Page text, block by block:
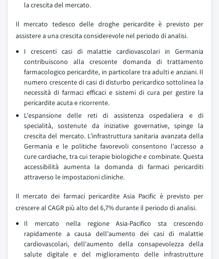
la crescita del mercato.
Il mercato tedesco delle droghe pericardite è previsto per
assistere a una crescita considerevole nel periodo di analisi.
I crescenti casi di malattie cardiovascolari in Germania
contribuiscono alla crescente domanda di trattamento
farmacologico pericardite, in particolare tra adulti e anziani. Il
numero crescente di casi di disturbo pericardico sottolinea la
necessità di farmaci efficaci e sistemi di cura per gestire la
pericardite acuta e ricorrente.
L'espansione delle reti di assistenza ospedaliera e di
specialità, sostenute da iniziative governative, spinge la
crescita del mercato. L'infrastruttura sanitaria avanzata della
Germania e le politiche favorevoli consentono l'accesso a
cure cardiache, tra cui terapie biologiche e combinate. Questa
accessibilità aumenta la domanda di farmaci pericarditi
attraverso le impostazioni cliniche.
Il mercato dei farmaci pericardite Asia Pacific è previsto per
crescere al CAGR più alto del 6,7% durante il periodo di analisi.
Il mercato nella regione Asia-Pacifico sta crescendo
rapidamente a causa dell'aumento dei casi di malattie
cardiovascolari, dell'aumento della consapevolezza della
salute digitale e del miglioramento delle infrastrutture